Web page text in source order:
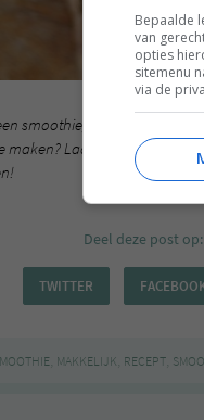
smoothie, of vind je het te
Laat je het ons
Deel deze post op:
TWITTER
, MAKKELIJK, RECEPT,
Bepaalde
van
opties
sitemenu
via de